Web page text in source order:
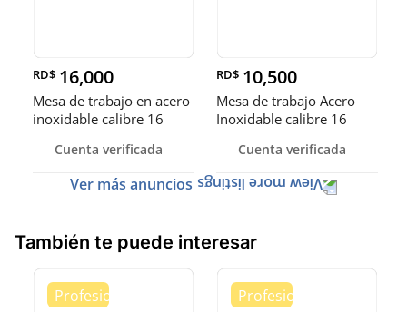
RD$ 16,000
Mesa de trabajo en acero
inoxidable calibre 16
Cuenta verificada
RD$ 10,500
Mesa de trabajo Acero
Inoxidable calibre 16
Cuenta verificada
Ver más anuncios
También te puede interesar